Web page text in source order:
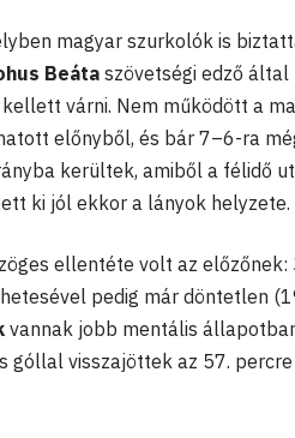
magyar szurkolók is
Beáta szövetségi edző által
várni. Nem működött a
előnyből, és bár 7–6-ra
kerültek, amiből a félidő
ki jól ekkor a lányok helyzete.
ellentéte volt az előzőnek:
hetesével pedig már döntetlen
vannak jobb mentális
góllal visszajöttek az 57.